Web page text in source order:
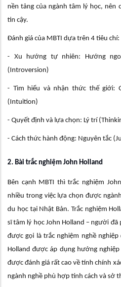
nền tảng của ngành tâm lý học, nên
tin cậy.
Đánh giá của MBTI dựa trên 4 tiêu chí:
- Xu hướng tự nhiên: Hướng
(Introversion)
- Tìm hiểu và nhận thức thế giới:
(Intuition)
- Quyết định và lựa chọn: Lý trí
- Cách thức hành động: Nguyên tắc
2. Bài trắc nghiệm John Holland
Bên cạnh MBTI thì trắc nghiệm
nhiều trong việc lựa chọn được
du học tại Nhật Bản. Trắc nghiệm
sĩ tâm lý học John Holland – người
được gọi là trắc nghiệm nghề
Holland được áp dụng hướng
được đánh giá rất cao về tính chính
ngành nghề phù hợp tính cách và sở